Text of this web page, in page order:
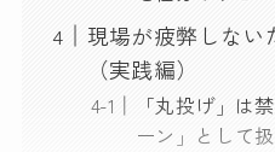
現場が疲弊しな
（実践編）
「丸投げ」は
ーン」として